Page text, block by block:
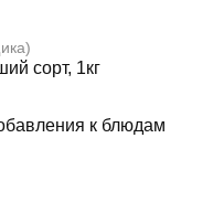
сорт, 1кг
к блюдам